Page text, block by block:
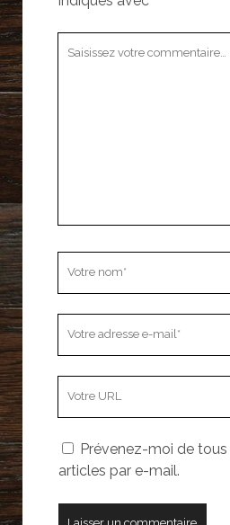
mail
votre
site
Prévenez-moi de
articles par e-mail.